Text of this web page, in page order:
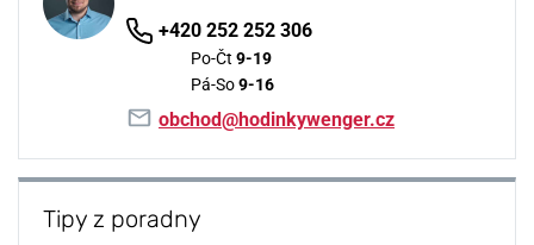
+420 252 252 306
Po-Čt 9-19
Pá-So9-16
obchod@hodinkywenger.cz
Tipy z poradny